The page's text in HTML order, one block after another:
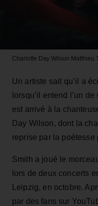
Charlotte Day Wilson Matthieu
Un artiste sait qu’il a
lorsqu’il entend l’un
est arrivé à la
Day Wilson, dont la
reprise par la poétesse
Smith a joué le
lors de deux concerts
Leipzig, en octobre.
par des fans sur